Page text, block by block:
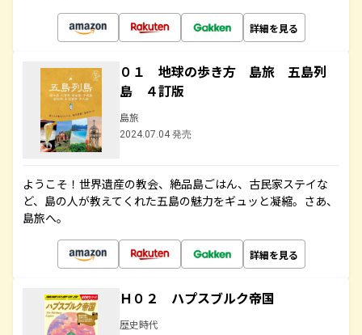
詳細を見る
０１ 地球の歩き方 島旅 五島列
島 ４訂版
島旅
2024.07.04 発売
ようこそ！世界遺産の教会、絶品島ごはん、古民家ステイな
ど、島の人が教えてくれた五島の魅力をギュッと凝縮。さあ、
島旅へ。
詳細を見る
Ｈ０２ ハプスブルク帝国
歴史時代